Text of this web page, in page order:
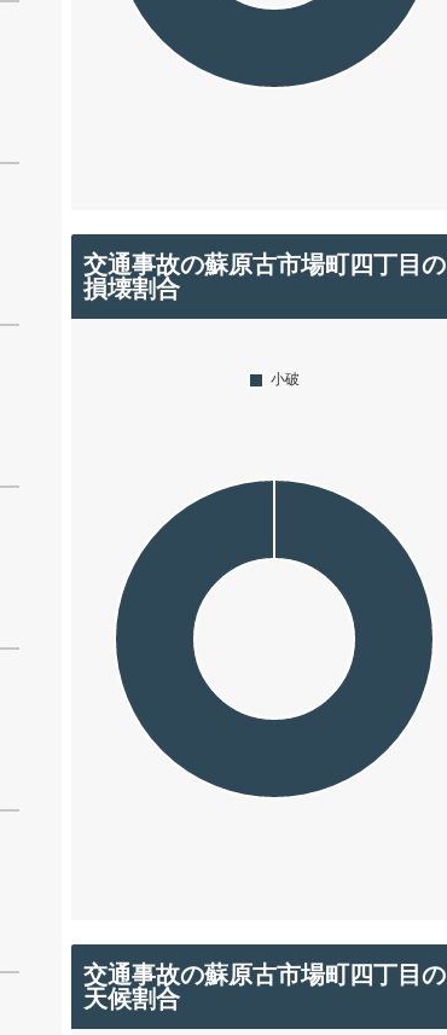
交通事故の蘇原古市場町四丁目の
損壊割合
交通事故の蘇原古市場町四丁目の
天候割合